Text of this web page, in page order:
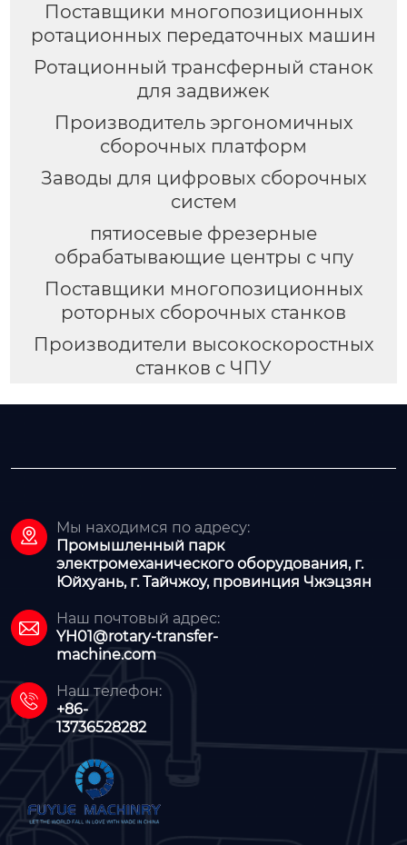
Поставщики многопозиционных
ротационных передаточных машин
Ротационный трансферный станок
для задвижек
Производитель эргономичных
сборочных платформ
Заводы для цифровых сборочных
систем
пятиосевые фрезерные
обрабатывающие центры с чпу
Поставщики многопозиционных
роторных сборочных станков
Производители высокоскоростных
станков с ЧПУ

Мы находимся по адресу:
Промышленный парк
электромеханического оборудования, г.
Юйхуань, г. Тайчжоу, провинция Чжэцзян

Наш почтовый адрес:
YH01@rotary-transfer-
machine.com

Наш телефон:
+86-
13736528282